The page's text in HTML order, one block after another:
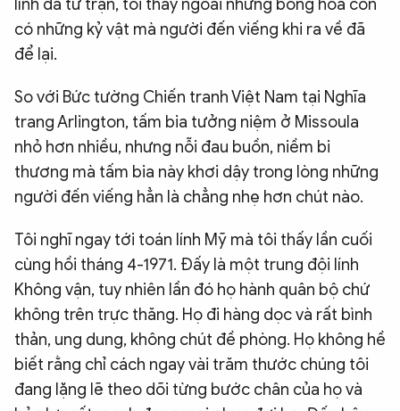
lính đã tử trận, tôi thấy ngoài những bông hoa còn
có những kỷ vật mà người đến viếng khi ra về đã
để lại.
So với Bức tường Chiến tranh Việt Nam tại Nghĩa
trang Arlington, tấm bia tưởng niệm ở Missoula
nhỏ hơn nhiều, nhưng nỗi đau buồn, niềm bi
thương mà tấm bia này khơi dậy trong lòng những
người đến viếng hẳn là chẳng nhẹ hơn chút nào.
Tôi nghĩ ngay tới toán lính Mỹ mà tôi thấy lần cuối
cùng hồi tháng 4-1971. Đấy là một trung đội lính
Không vận, tuy nhiên lần đó họ hành quân bộ chứ
không trên trực thăng. Họ đi hàng dọc và rất bình
thản, ung dung, không chút đề phòng. Họ không hề
biết rằng chỉ cách ngay vài trăm thước chúng tôi
đang lặng lẽ theo dõi từng bước chân của họ và